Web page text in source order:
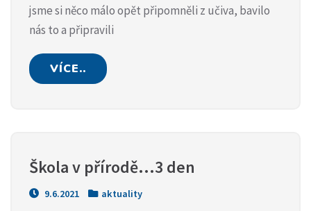
jsme si něco málo opět připomněli z učiva, bavilo
nás to a připravili
VÍCE..
Škola v přírodě…3 den
9.6.2021 aktuality